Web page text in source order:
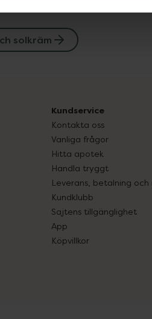
solkräm
Kundservice
Kontakta oss
Vanliga frågor
Hitta apotek
Handla tryggt
Leverans, betalning och
Kundklubb
Sajtens tillgänglighet
App
Köpvillkor